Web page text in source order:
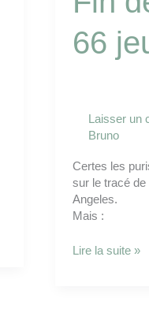
66
Laisser un
Bruno
Certes les
sur le tracé de
Angeles.
Mais :
Lire la suite »